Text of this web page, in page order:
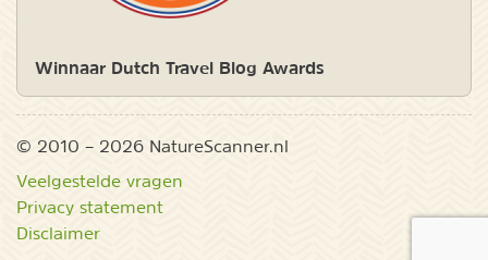
Winnaar Dutch Travel Blog Awards
© 2010 – 2026 NatureScanner.nl
Veelgestelde vragen
Privacy statement
Disclaimer